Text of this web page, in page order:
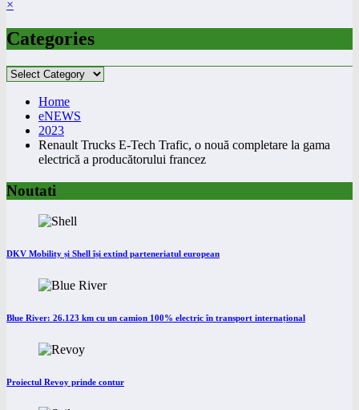
×
Categories
Categories
Home
eNEWS
2023
Renault Trucks E-Tech Trafic, o nouă completare la gama
electrică a producătorului francez
Noutati
DKV Mobility și Shell își extind parteneriatul european
Blue River: 26.123 km cu un camion 100% electric în transport internațional
Proiectul Revoy prinde contur